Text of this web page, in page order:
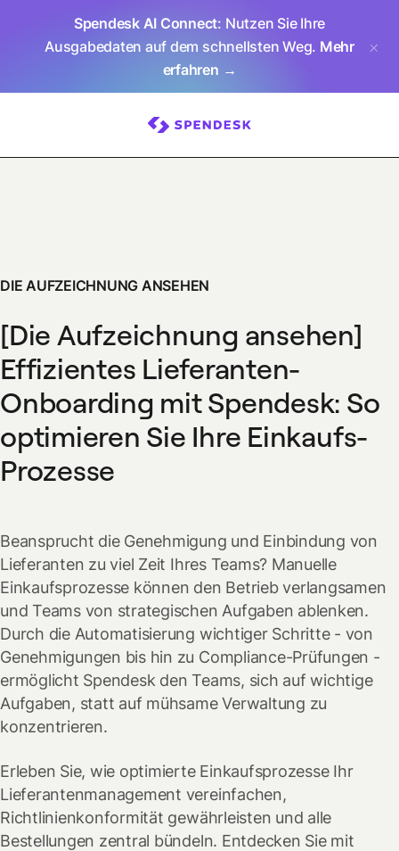
Spendesk AI Connect: Nutzen Sie Ihre
Ausgabedaten auf dem schnellsten Weg. Mehr
erfahren →
DIE AUFZEICHNUNG ANSEHEN
[Die Aufzeichnung ansehen]
Effizientes Lieferanten-
Onboarding mit Spendesk: So
optimieren Sie Ihre Einkaufs-
Prozesse
Beansprucht die Genehmigung und Einbindung von
Lieferanten zu viel Zeit Ihres Teams? Manuelle
Einkaufsprozesse können den Betrieb verlangsamen
und Teams von strategischen Aufgaben ablenken.
Durch die Automatisierung wichtiger Schritte - von
Genehmigungen bis hin zu Compliance-Prüfungen -
ermöglicht Spendesk den Teams, sich auf wichtige
Aufgaben, statt auf mühsame Verwaltung zu
konzentrieren.
Erleben Sie, wie optimierte Einkaufsprozesse Ihr
Lieferantenmanagement vereinfachen,
Richtlinienkonformität gewährleisten und alle
Bestellungen zentral bündeln. Entdecken Sie mit